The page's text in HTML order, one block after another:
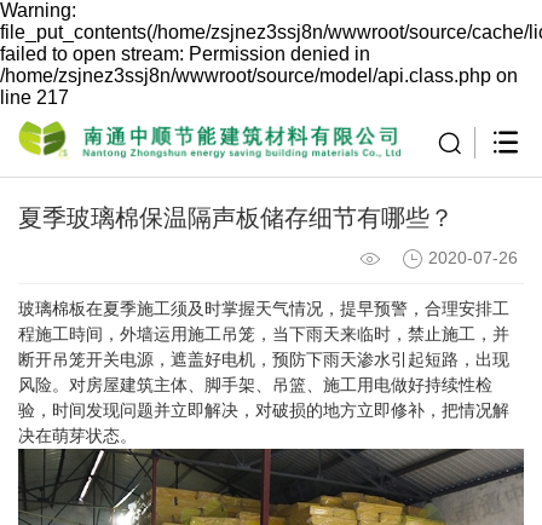
Warning:
file_put_contents(/home/zsjnez3ssj8n/wwwroot/source/cache/
failed to open stream: Permission denied in
/home/zsjnez3ssj8n/wwwroot/source/model/api.class.php on
line 217
夏季玻璃棉保温隔声板储存细节有哪些？
2020-07-26
玻璃棉板在夏季施工须及时掌握天气情况，提早预警，合理安排工
程施工時间，外墙运用施工吊笼，当下雨天来临时，禁止施工，并
断开吊笼开关电源，遮盖好电机，预防下雨天渗水引起短路，出现
风险。对房屋建筑主体、脚手架、吊篮、施工用电做好持续性检
验，时间发现问题并立即解决，对破损的地方立即修补，把情况解
决在萌芽状态。